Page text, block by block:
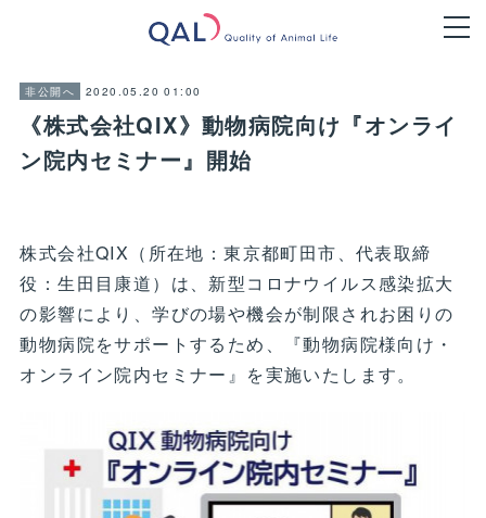
非公開へ 2020.05.20 01:00
《株式会社QIX》動物病院向け『オンライ
ン院内セミナー』開始
株式会社QIX（所在地：東京都町田市、代表取締
役：生田目康道）は、新型コロナウイルス感染拡大
の影響により、学びの場や機会が制限されお困りの
動物病院をサポートするため、『動物病院様向け・
オンライン院内セミナー』を実施いたします。